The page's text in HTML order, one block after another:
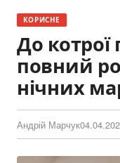
КОРИСНЕ
До
повний
нічних
Андрій Марчук